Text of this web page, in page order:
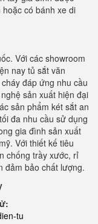
có bánh xe di
Với các showroom
nay tủ sắt văn
đáp ứng nhu cầu
sản xuất hiện đại
sản phẩm két sắt an
đa nhu cầu sử dụng
gia đình sản xuất
Với thiết kế tiêu
chống trầy xước, rỉ
đảm bảo chất lượng.
tu